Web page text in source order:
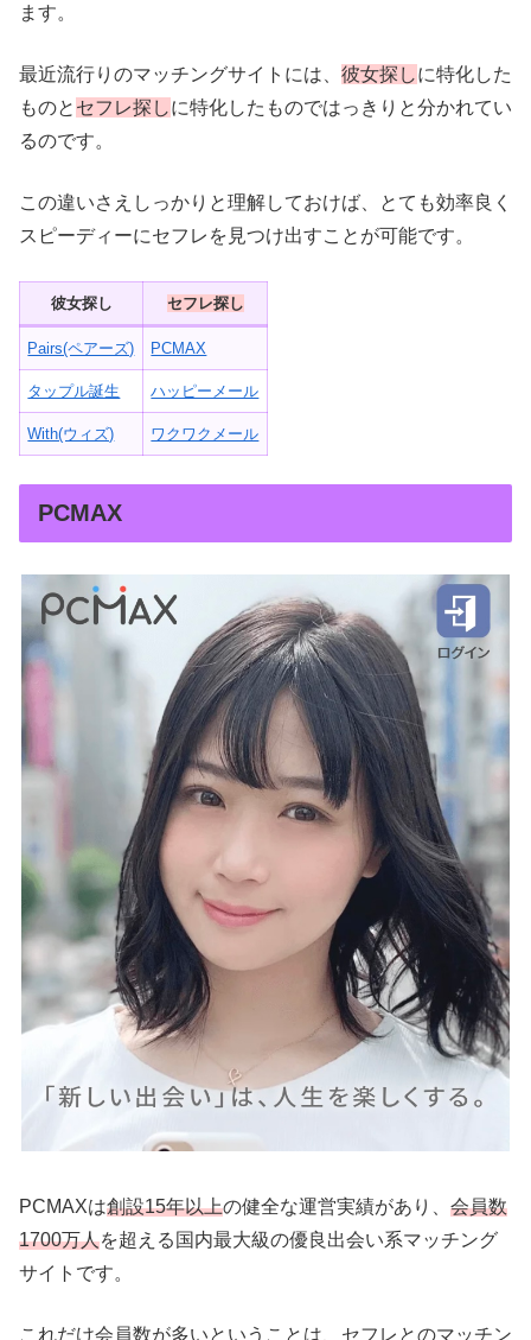
ます。
最近流行りのマッチングサイトには、 彼女探しに特化した
ものと セフレ探しに特化したものではっきりと分かれてい
るのです。
この違いさえしっかりと理解しておけば、とても効率良く
スピーディーにセフレを見つけ出すことが可能です。
彼女探し セフレ探し
Pairs(ペアーズ) PCMAX
タップル誕生 ハッピーメール
With(ウィズ) ワクワクメール
PCMAX
PCMAXは創設15年以上の健全な運営実績があり、 会員数
1700万人を超える国内最大級の優良出会い系マッチング
サイトです。
これだけ会員数が多いということは、セフレとのマッチン